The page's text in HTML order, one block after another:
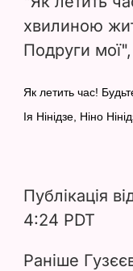
хвилиною
Подруги
Як летить час!
Ія Нінідзе, Ніно
Публікація
4:24 PDT
Раніше